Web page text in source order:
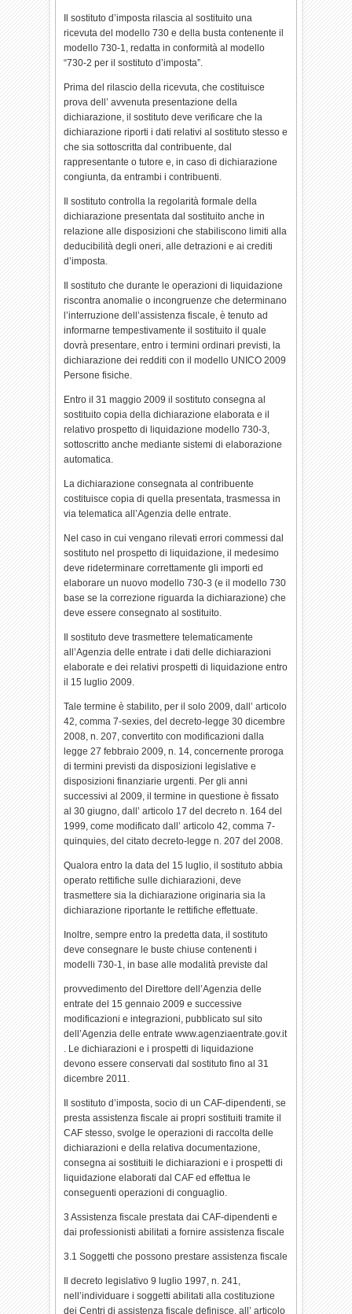
Il sostituto d’imposta rilascia al sostituito una
ricevuta del modello 730 e della busta contenente il
modello 730-1, redatta in conformità al modello
“730-2 per il sostituto d’imposta”.
Prima del rilascio della ricevuta, che costituisce
prova dell’ avvenuta presentazione della
dichiarazione, il sostituto deve verificare che la
dichiarazione riporti i dati relativi al sostituto stesso e
che sia sottoscritta dal contribuente, dal
rappresentante o tutore e, in caso di dichiarazione
congiunta, da entrambi i contribuenti.
Il sostituto controlla la regolarità formale della
dichiarazione presentata dal sostituito anche in
relazione alle disposizioni che stabiliscono limiti alla
deducibilità degli oneri, alle detrazioni e ai crediti
d’imposta.
Il sostituto che durante le operazioni di liquidazione
riscontra anomalie o incongruenze che determinano
l’interruzione dell’assistenza fiscale, è tenuto ad
informarne tempestivamente il sostituito il quale
dovrà presentare, entro i termini ordinari previsti, la
dichiarazione dei redditi con il modello UNICO 2009
Persone fisiche.
Entro il 31 maggio 2009 il sostituto consegna al
sostituito copia della dichiarazione elaborata e il
relativo prospetto di liquidazione modello 730-3,
sottoscritto anche mediante sistemi di elaborazione
automatica.
La dichiarazione consegnata al contribuente
costituisce copia di quella presentata, trasmessa in
via telematica all’Agenzia delle entrate.
Nel caso in cui vengano rilevati errori commessi dal
sostituto nel prospetto di liquidazione, il medesimo
deve rideterminare correttamente gli importi ed
elaborare un nuovo modello 730-3 (e il modello 730
base se la correzione riguarda la dichiarazione) che
deve essere consegnato al sostituito.
Il sostituto deve trasmettere telematicamente
all’Agenzia delle entrate i dati delle dichiarazioni
elaborate e dei relativi prospetti di liquidazione entro
il 15 luglio 2009.
Tale termine è stabilito, per il solo 2009, dall’ articolo
42, comma 7-sexies, del decreto-legge 30 dicembre
2008, n. 207, convertito con modificazioni dalla
legge 27 febbraio 2009, n. 14, concernente proroga
di termini previsti da disposizioni legislative e
disposizioni finanziarie urgenti. Per gli anni
successivi al 2009, il termine in questione è fissato
al 30 giugno, dall’ articolo 17 del decreto n. 164 del
1999, come modificato dall’ articolo 42, comma 7-
quinquies, del citato decreto-legge n. 207 del 2008.
Qualora entro la data del 15 luglio, il sostituto abbia
operato rettifiche sulle dichiarazioni, deve
trasmettere sia la dichiarazione originaria sia la
dichiarazione riportante le rettifiche effettuate.
Inoltre, sempre entro la predetta data, il sostituto
deve consegnare le buste chiuse contenenti i
modelli 730-1, in base alle modalità previste dal
provvedimento del Direttore dell’Agenzia delle
entrate del 15 gennaio 2009 e successive
modificazioni e integrazioni, pubblicato sul sito
dell’Agenzia delle entrate www.agenziaentrate.gov.it
. Le dichiarazioni e i prospetti di liquidazione
devono essere conservati dal sostituto fino al 31
dicembre 2011.
Il sostituto d’imposta, socio di un CAF-dipendenti, se
presta assistenza fiscale ai propri sostituiti tramite il
CAF stesso, svolge le operazioni di raccolta delle
dichiarazioni e della relativa documentazione,
consegna ai sostituiti le dichiarazioni e i prospetti di
liquidazione elaborati dal CAF ed effettua le
conseguenti operazioni di conguaglio.
3 Assistenza fiscale prestata dai CAF-dipendenti e
dai professionisti abilitati a fornire assistenza fiscale
3.1 Soggetti che possono prestare assistenza fiscale
Il decreto legislativo 9 luglio 1997, n. 241,
nell’individuare i soggetti abilitati alla costituzione
dei Centri di assistenza fiscale definisce, all’ articolo